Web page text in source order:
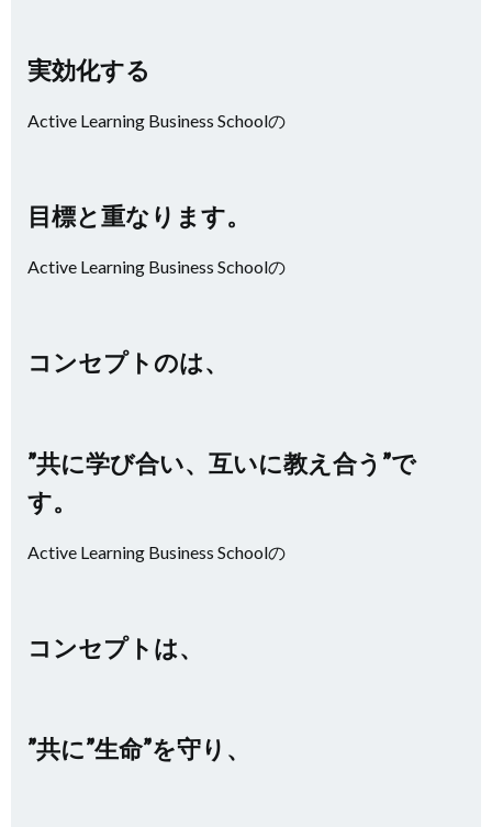
実効化する
Active Learning Business Schoolの
目標と重なります。
Active Learning Business Schoolの
コンセプトのは、
”共に学び合い、互いに教え合う”で
す。
Active Learning Business Schoolの
コンセプトは、
”共に”生命”を守り、